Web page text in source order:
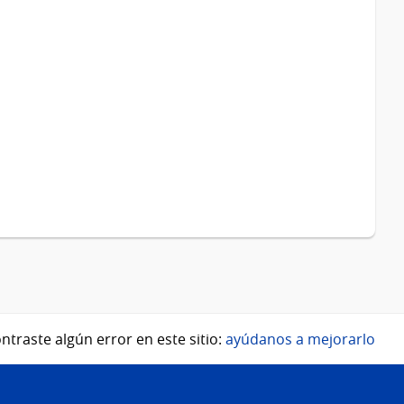
algún error en este sitio: ayúdanos a mejorarlo